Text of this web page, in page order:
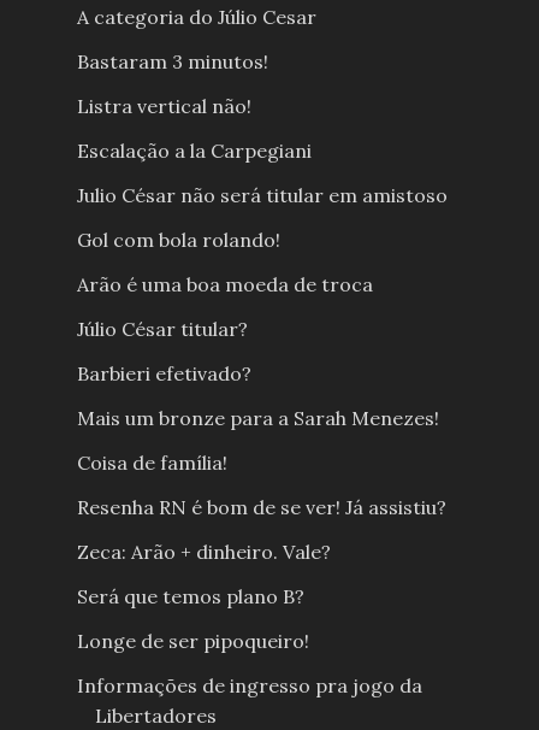
A categoria do Júlio Cesar
Bastaram 3 minutos!
Listra vertical não!
Escalação a la Carpegiani
Julio César não será titular em amistoso
Gol com bola rolando!
Arão é uma boa moeda de troca
Júlio César titular?
Barbieri efetivado?
Mais um bronze para a Sarah Menezes!
Coisa de família!
Resenha RN é bom de se ver! Já assistiu?
Zeca: Arão + dinheiro. Vale?
Será que temos plano B?
Longe de ser pipoqueiro!
Informações de ingresso pra jogo da
Libertadores